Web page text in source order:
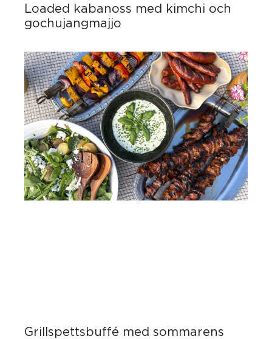
Loaded kabanoss med kimchi och
gochujangmajjo
Grillspettsbuffé med sommarens